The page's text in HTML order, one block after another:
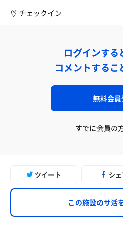
チェックイン
ログインする
コメントするこ
無料会
すでに会員の
ツイート シ
この施設のサ活